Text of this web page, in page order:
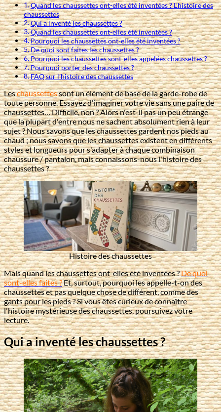
Quand les chaussettes ont-elles été inventées ? L’histoire des
chaussettes
Qui a inventé les chaussettes ?
Quand les chaussettes ont-elles été inventées ?
Pourquoi les chaussettes ont-elles été inventées ?
De quoi sont faites les chaussettes ?
Pourquoi les chaussettes sont-elles appelées chaussettes ?
Pourquoi porter des chaussettes ?
FAQ sur l’histoire des chaussettes
Leschaussettessont un élément de base de la garde-robe de
toute personne. Essayez d'imaginer votre vie sans une paire de
chaussettes… Difficile, non ? Alors n'est-il pas un peu étrange
que la plupart d'entre nous ne sachent absolument rien à leur
sujet ? Nous savons que les chaussettes gardent nos pieds au
chaud ; nous savons que les chaussettes existent en différents
styles et longueurs pour s'adapter à chaque combinaison
chaussure / pantalon, mais connaissons-nous l'histoire des
chaussettes ?
Histoire des chaussettes
Mais quand les chaussettes ont-elles été inventées ?De quoi
sont-elles faites ?Et, surtout, pourquoi les appelle-t-on des
chaussettes et pas quelque chose de différent, comme des
gants pour les pieds ? Si vous êtes curieux de connaître
l'histoire mystérieuse des chaussettes, poursuivez votre
lecture.
Qui a inventé les chaussettes ?